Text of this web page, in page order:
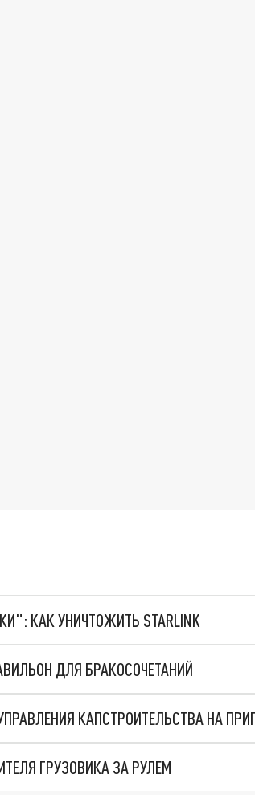
КАК УНИЧТОЖИТЬ STARLINK
ДЛЯ БРАКОСОЧЕТАНИЙ
КАПСТРОИТЕЛЬСТВА НА
ГРУЗОВИКА ЗА РУЛЕМ